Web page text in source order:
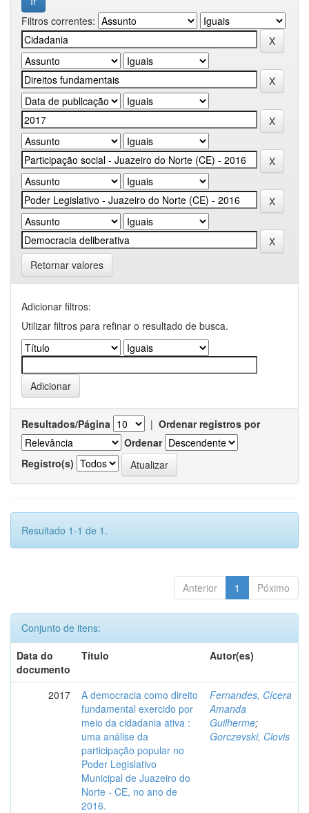
Filtros correntes:
Retornar valores
Adicionar filtros:
Utilizar filtros para refinar o resultado de busca.
Resultados/Página | Ordenar registros por
Ordenar
Registro(s)
Resultado 1-1 de 1.
Anterior 1 Póximo
Conjunto de itens:
Data do
documento
Título Autor(es)
2017
A democracia como direito
fundamental exercido por
meio da cidadania ativa :
uma análise da
participação popular no
Poder Legislativo
Municipal de Juazeiro do
Norte - CE, no ano de
2016.
Fernandes, Cícera
Amanda
Guilherme;
Gorczevski, Clovis